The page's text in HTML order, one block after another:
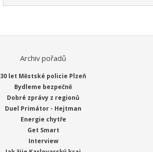
Archiv pořadů
30 let Městské policie Plzeň
Bydleme bezpečně
Dobré zprávy z regionů
Duel Primátor - Hejtman
Energie chytře
Get Smart
Interview